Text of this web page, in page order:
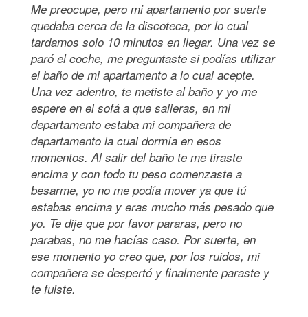
Me preocupe, pero mi apartamento por suerte
quedaba cerca de la discoteca, por lo cual
tardamos solo 10 minutos en llegar. Una vez se
paró el coche, me preguntaste si podías utilizar
el baño de mi apartamento a lo cual acepte.
Una vez adentro, te metiste al baño y yo me
espere en el sofá a que salieras, en mi
departamento estaba mi compañera de
departamento la cual dormía en esos
momentos. Al salir del baño te me tiraste
encima y con todo tu peso comenzaste a
besarme, yo no me podía mover ya que tú
estabas encima y eras mucho más pesado que
yo. Te dije que por favor pararas, pero no
parabas, no me hacías caso. Por suerte, en
ese momento yo creo que, por los ruidos, mi
compañera se despertó y finalmente paraste y
te fuiste.